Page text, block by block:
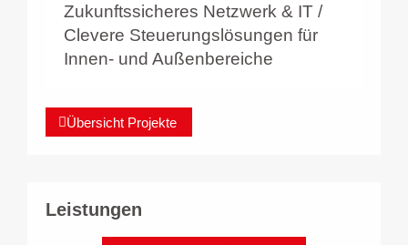
Zukunftssicheres Netzwerk & IT /
Clevere Steuerungslösungen für
Innen- und Außenbereiche
Übersicht Projekte
Leistungen